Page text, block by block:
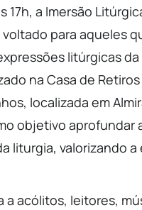
17h, a Imersão
para aqueles
litúrgicas
na Casa de
localizada em
objetivo aprofundar
liturgia, valorizando
a acólitos, leitores,